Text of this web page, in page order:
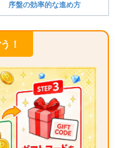
序盤の効率的な進め方
！